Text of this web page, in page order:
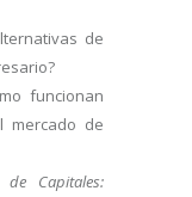
de
funcionan
mercado de
de Capitales: